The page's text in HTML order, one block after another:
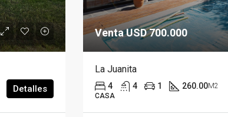
Detalles
Venta USD 700.000
La Juanita
4 4 1 260.00M2
CASA